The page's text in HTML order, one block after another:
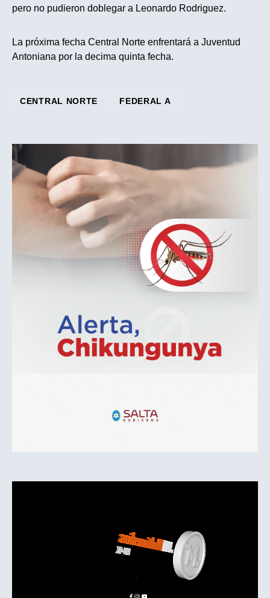
pero no pudieron doblegar a Leonardo Rodriguez.
La próxima fecha Central Norte enfrentará a Juventud
Antoniana por la decima quinta fecha.
CENTRAL NORTE FEDERAL A